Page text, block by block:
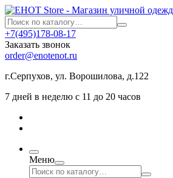
+7(495)178-08-17
Заказать звонок
order@enotenot.ru
г.Серпухов, ул. Ворошилова, д.122
7 дней в неделю с 11 до 20 часов
Меню